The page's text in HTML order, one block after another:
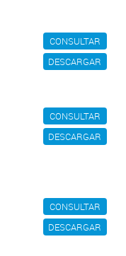
CONSULTAR
DESCARGAR
CONSULTAR
DESCARGAR
CONSULTAR
DESCARGAR